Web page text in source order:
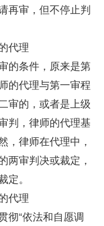
再审，但不停止判
代理
条件，原来是第
的代理与第一审程
审的，或者是上级
判，律师的代理基
，律师在代理中，
两审判决或裁定，
。
代理
“依法和自愿调